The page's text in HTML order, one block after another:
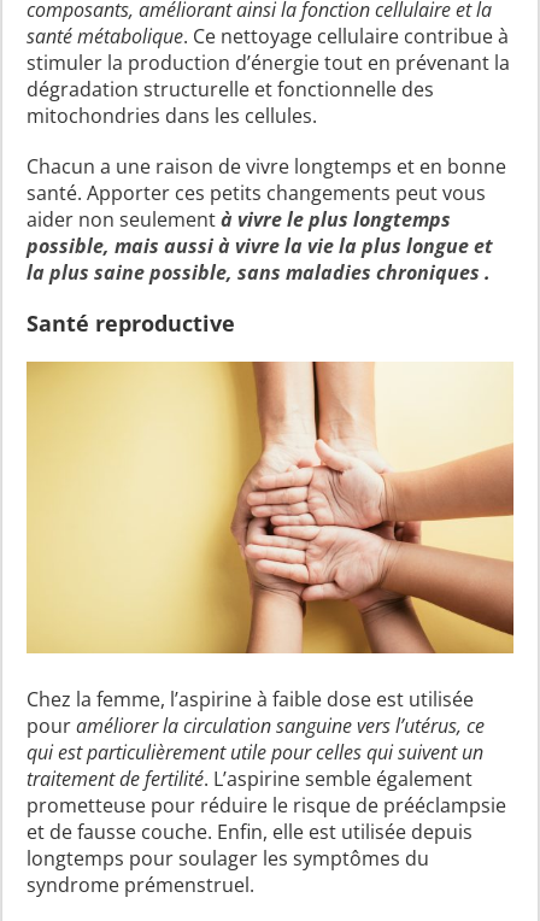
composants, améliorant ainsi la fonction cellulaire et la
santé métabolique. Ce nettoyage cellulaire contribue à
stimuler la production d’énergie tout en prévenant la
dégradation structurelle et fonctionnelle des
mitochondries dans les cellules.
Chacun a une raison de vivre longtemps et en bonne
santé. Apporter ces petits changements peut vous
aider non seulementà vivre le plus longtemps
possible, mais aussi à vivre la vie la plus longue et
la plus saine possible, sans maladies chroniques .
Santé reproductive
Chez la femme, l’aspirine à faible dose est utilisée
pouraméliorer lacirculation sanguine vers l’utérus, ce
qui est particulièrement utile pour celles qui suivent un
traitement de fertilité. L’aspirine semble également
prometteuse pour réduire le risque de prééclampsie
et de fausse couche. Enfin, elle est utilisée depuis
longtemps pour soulager les symptômes du
syndrome prémenstruel.